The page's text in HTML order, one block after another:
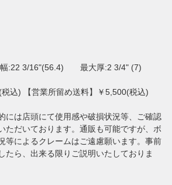
:22 3/16"(56.4) 最大厚:2 3/4" (7)
税込) 【営業所留め送料】￥5,500(税込)
には店頭にて使用感や破損状況等、ご確認
ただいております。通販も可能ですが、ボ
等によるクレームはご遠慮願います。事前
たら、出来る限りご説明いたしておりま